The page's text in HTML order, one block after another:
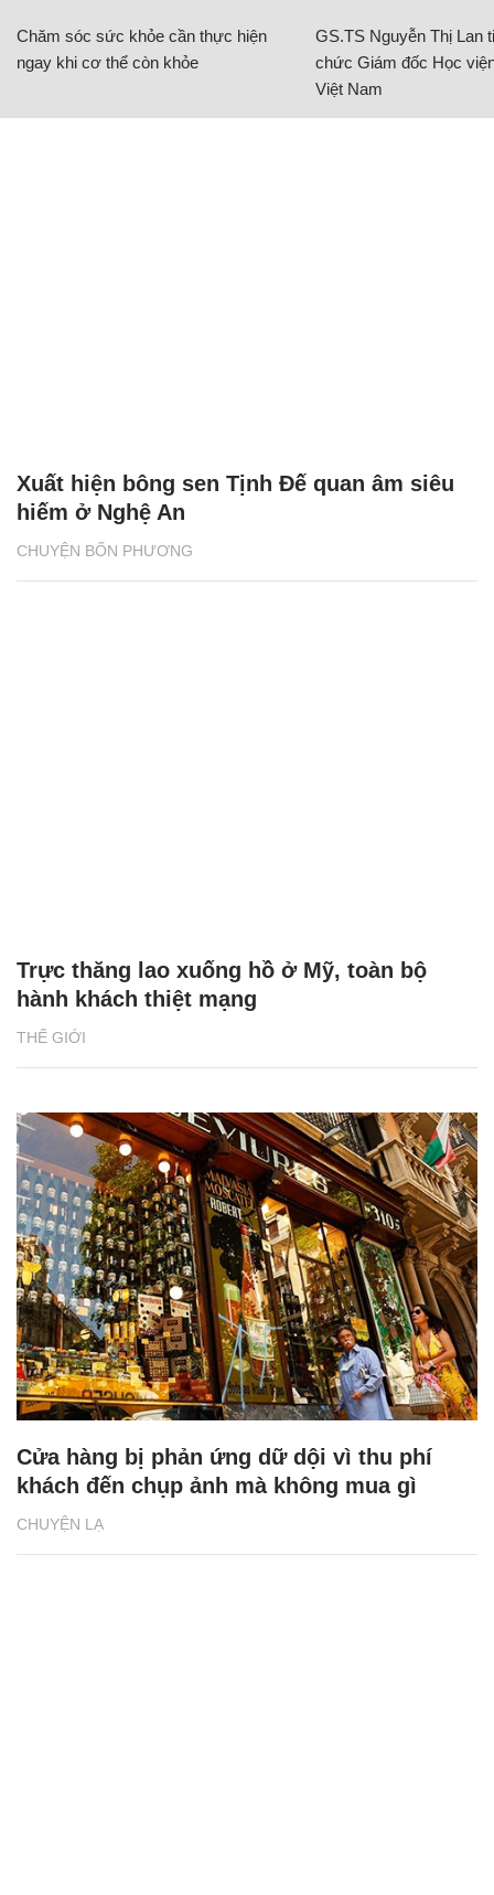
Chăm sóc sức khỏe cần thực hiện
ngay khi cơ thể còn khỏe
GS.TS Nguyễn Thị Lan
chức Giám đốc Học
Việt Nam
CHUYỆN BỐN PHƯƠNG
Xuất hiện bông sen Tịnh Đế quan âm siêu
hiếm ở Nghệ An
THẾ GIỚI
Trực thăng lao xuống hồ ở Mỹ, toàn bộ
hành khách thiệt mạng
CHUYỆN LẠ
Cửa hàng bị phản ứng dữ dội vì thu phí
khách đến chụp ảnh mà không mua gì